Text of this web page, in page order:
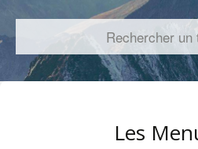
Rechercher
Les